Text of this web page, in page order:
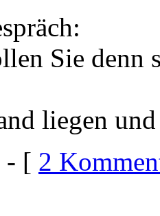
Sie denn
liegen
- [ 2